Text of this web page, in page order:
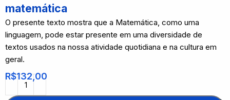
matemática
O presente texto mostra que a Matemática, como uma
linguagem, pode estar presente em uma diversidade de
textos usados na nossa atividade quotidiana e na cultura em
geral.
R$132,00